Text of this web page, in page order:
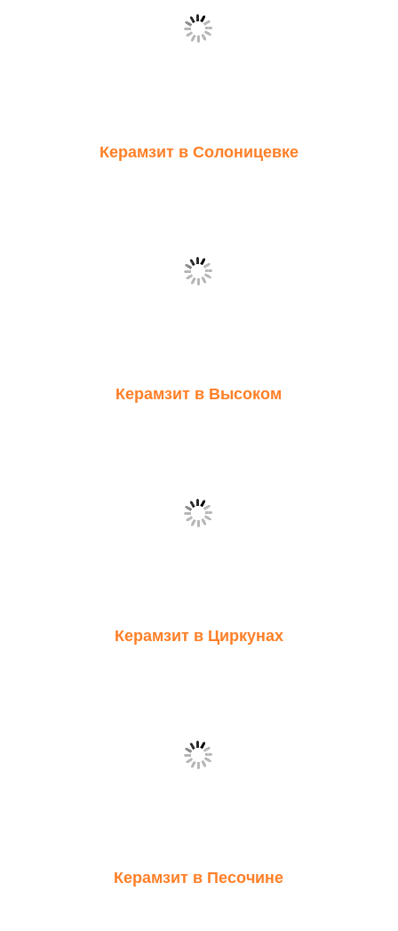
Керамзит в Солоницевке
Керамзит в Высоком
Керамзит в Циркунах
Керамзит в Песочине